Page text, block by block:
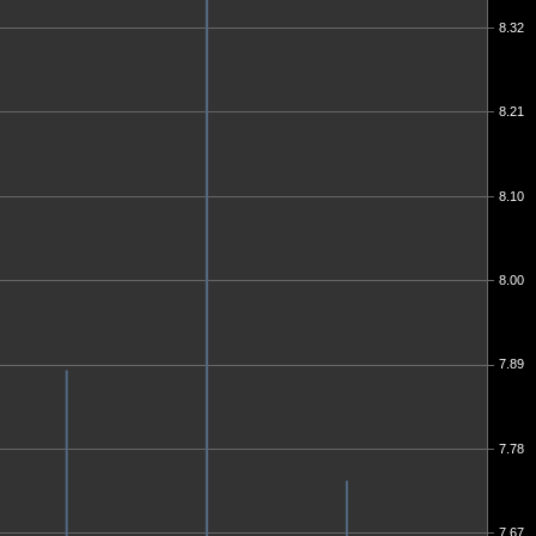
7.67
7.78
7.89
8.00
8.10
8.21
8.32